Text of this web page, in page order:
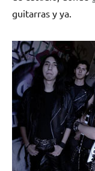
guitarras y ya.